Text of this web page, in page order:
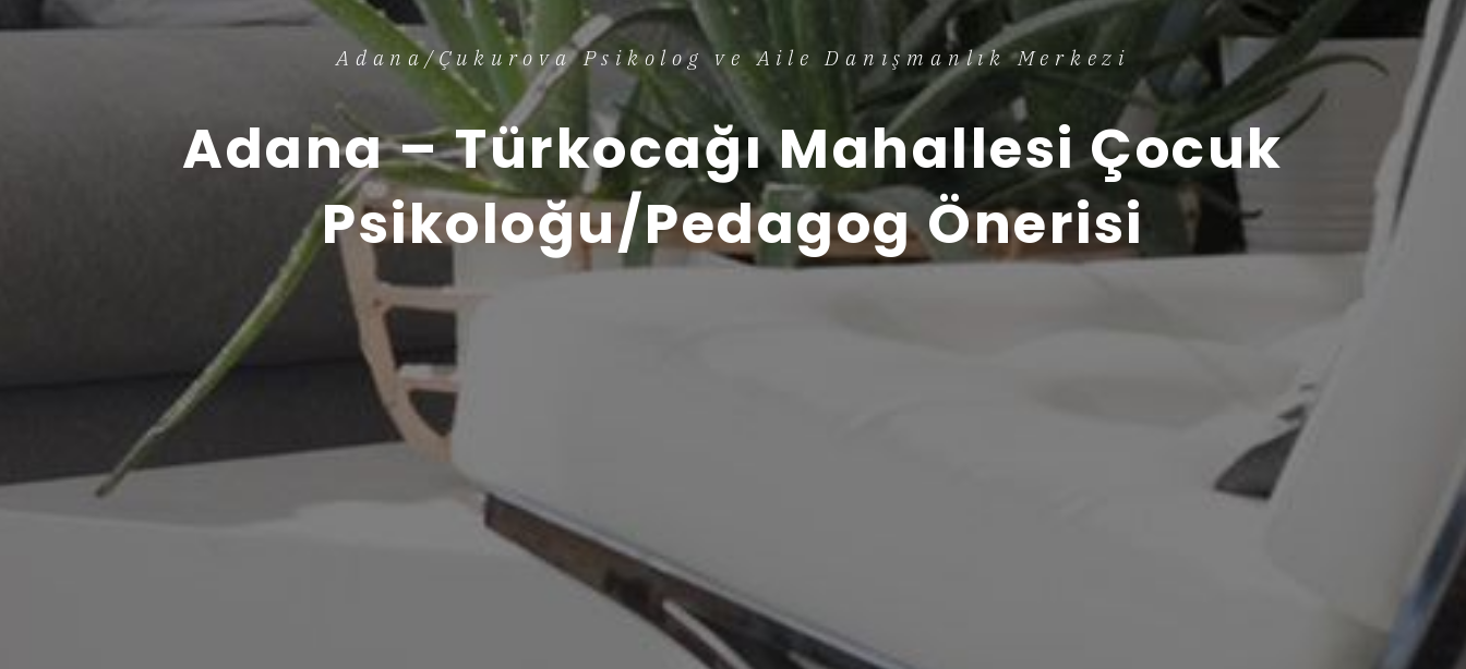
Adana/Çukurova Psikolog ve Aile Danışmanlık Merkezi
Adana – Türkocağı Mahallesi Çocuk
Psikoloğu/Pedagog Önerisi